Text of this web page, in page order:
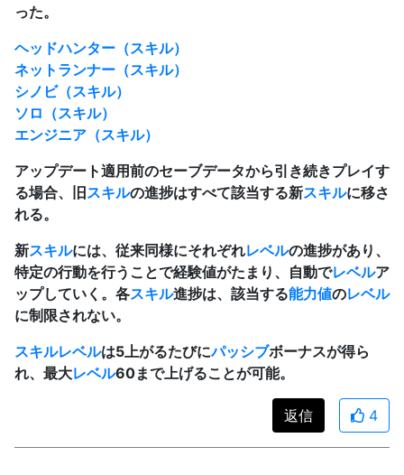
った。
ヘッドハンター（スキル）
ネットランナー（スキル）
シノビ（スキル）
ソロ（スキル）
エンジニア（スキル）
アップデート適用前のセーブデータから引き続きプレイす
る場合、旧スキルの進捗はすべて該当する新スキルに移さ
れる。
新スキルには、従来同様にそれぞれレベルの進捗があり、
特定の行動を行うことで経験値がたまり、自動でレベルア
ップしていく。各スキル進捗は、該当する能力値のレベル
に制限されない。
スキルレベルは5上がるたびにパッシブボーナスが得ら
れ、最大レベル60まで上げることが可能。
返信 4